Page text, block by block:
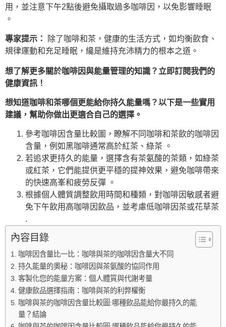
用，並注意下午2點後避免攝取過多咖啡因，以免影響睡眠
。
專家提示：
除了咖啡和茶，健康的生活方式，如均衡飲食、
規律運動和充足睡眠，纔是維持充沛精力的根本之道。
想了解更多關於咖啡因與能量管理的知識？立即訂閱我們的
健康資訊！
想知道咖啡和茶哪個更能給你持久能量嗎？以下是一些實用
建議，幫助你做出更適合自己的選擇。
參考咖啡因含量比較圖，瞭解不同咖啡和茶飲的咖啡因
含量，例如黑咖啡通常高於紅茶、綠茶 。
若追求更持久的能量，選擇含有茶氨酸的茶類，如綠茶
或紅茶，它們能提供更平穩的提神效果，避免咖啡帶來
的快速高峯和疲勞反彈 。
根據個人體質調整飲用時間和種類，對咖啡因敏感者避
免下午飲用高咖啡因飲品，並考慮低咖啡因茶或花草茶
.
內容目錄
咖啡因含量比一比：咖啡與茶的咖啡因含量大不同
持久能量的奧秘：咖啡因與茶氨酸的協同作用
客製化您的能量方案：個人體質與代謝考量
健康飲品選擇指南：咖啡與茶的利弊權衡
咖啡與茶的咖啡因含量比較圖:哪種飲品能給你最持久的能
量？結論